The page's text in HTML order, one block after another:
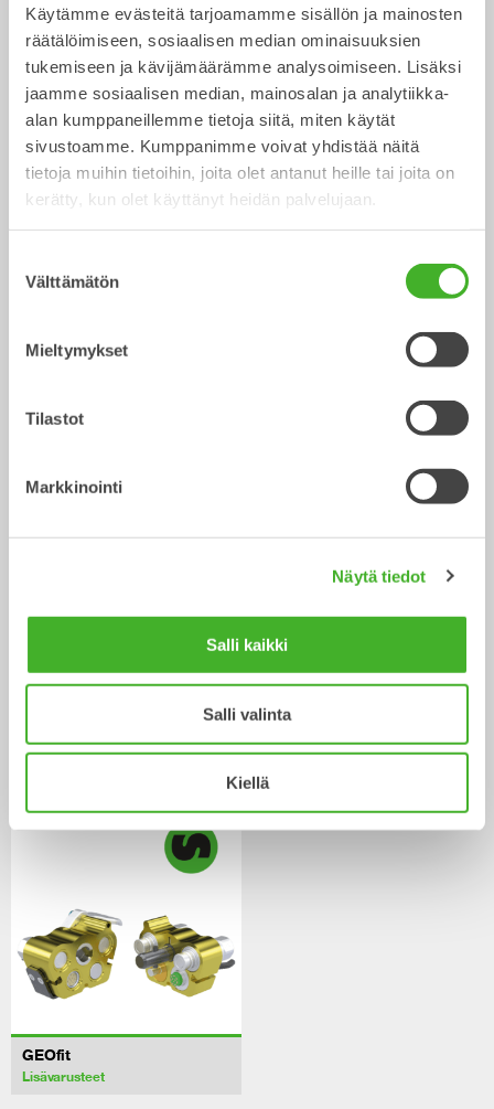
Käytämme evästeitä tarjoamamme sisällön ja mainosten
räätälöimiseen, sosiaalisen median ominaisuuksien
tukemiseen ja kävijämäärämme analysoimiseen. Lisäksi
jaamme sosiaalisen median, mainosalan ja analytiikka-
alan kumppaneillemme tietoja siitä, miten käytät
sivustoamme. Kumppanimme voivat yhdistää näitä
tietoja muihin tietoihin, joita olet antanut heille tai joita on
kerätty, kun olet käyttänyt heidän palvelujaan.
valinta
Välttämätön
Mieltymykset
Tilastot
Markkinointi
Näytä tiedot
Salli kaikki
Salli valinta
Kiellä
CUSTOM BUILD
Kauha
Luiskakauhat
Kauha 0-40tonnisiin
/ LIEBHERR R946 Litronic
V14 Keskuspainevoitelu
Lisävarusteet
GEOfit
Lisävarusteet